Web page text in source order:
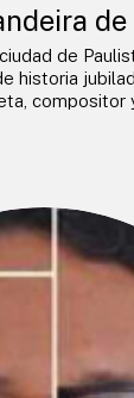
de
historia
compositor